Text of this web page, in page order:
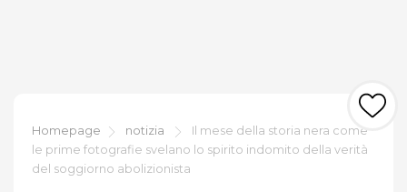
Homepage notizia
Il mese della storia nera come
le prime fotografie svelano lo spirito indomito della verità
del soggiorno abolizionista